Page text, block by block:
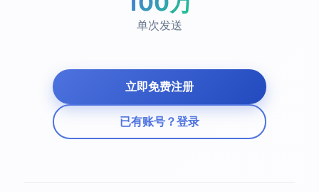
单次发送
立即免费注册
已有账号？登录